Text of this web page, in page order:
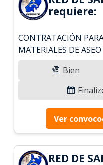
requiere:
CONTRATACIÓN
MATERIALES DE
Bien
Ver
RED DE